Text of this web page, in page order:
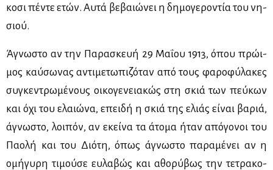
κο­σι πέ­ντε ετών. Αυ­τά βε­βαιώ­νει η δη­μο­γε­ρο­ντία του νη­
σιού.
Άγνω­στο αν την Πα­ρα­σκευή 29 Μα­ΐ­ου 1913, όπου πρώ­ι­
μος καύ­σω­νας αντι­με­τω­πι­ζό­ταν από τους φα­ρο­φύ­λα­κες
συ­γκε­ντρω­μέ­νους οι­κο­γε­νεια­κώς στη σκιά των πεύ­κων
και όχι του ελαιώ­να, επει­δή η σκιά της ελιάς εί­ναι βα­ριά,
άγνω­στο, λοι­πόν, αν εκεί­να τα άτο­μα ήταν από­γο­νοι του
Πα­ο­λή και του Διό­τη, όπως άγνω­στο πα­ρα­μέ­νει αν η
ομή­γυ­ρη τι­μού­σε ευ­λα­βώς και αθο­ρύ­βως την τε­τρα­κο­